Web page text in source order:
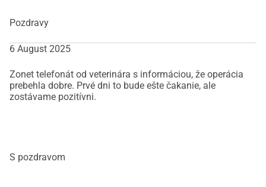
Pozdravy
6 August 2025
Zonet telefonát od veterinára s informáciou, že operácia
prebehla dobre. Prvé dni to bude ešte čakanie, ale
zostávame pozitívni.
S pozdravom